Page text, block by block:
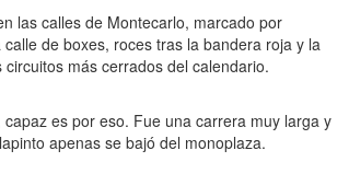
las calles de Montecarlo, marcado por
de boxes, roces tras la bandera roja y la
más cerrados del calendario.
es por eso. Fue una carrera muy larga y
apenas se bajó del monoplaza.